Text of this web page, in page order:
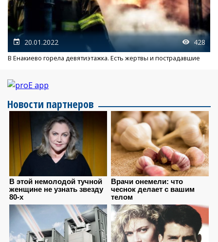
20.01.2022 428
В Енакиево горела девятиэтажка. Есть жертвы и пострадавшие
Новости партнеров